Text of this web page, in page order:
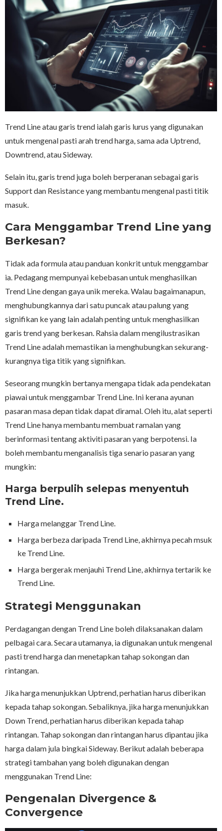
Trend Line atau garis trend ialah garis lurus yang digunakan
untuk mengenal pasti arah trend harga, sama ada Uptrend,
Downtrend, atau Sideway.
Selain itu, garis trend juga boleh berperanan sebagai garis
Support dan Resistance yang membantu mengenal pasti titik
masuk.
Cara Menggambar Trend Line yang
Berkesan?
Tidak ada formula atau panduan konkrit untuk menggambar
ia. Pedagang mempunyai kebebasan untuk menghasilkan
Trend Line dengan gaya unik mereka. Walau bagaimanapun,
menghubungkannya dari satu puncak atau palung yang
signifikan ke yang lain adalah penting untuk menghasilkan
garis trend yang berkesan. Rahsia dalam mengilustrasikan
Trend Line adalah memastikan ia menghubungkan sekurang-
kurangnya tiga titik yang signifikan.
Seseorang mungkin bertanya mengapa tidak ada pendekatan
piawai untuk menggambar Trend Line. Ini kerana ayunan
pasaran masa depan tidak dapat diramal. Oleh itu, alat seperti
Trend Line hanya membantu membuat ramalan yang
berinformasi tentang aktiviti pasaran yang berpotensi. Ia
boleh membantu menganalisis tiga senario pasaran yang
mungkin:
Harga berpulih selepas menyentuh
Trend Line.
Harga melanggar Trend Line.
Harga berbeza daripada Trend Line, akhirnya pecah msuk
ke Trend Line.
Harga bergerak menjauhi Trend Line, akhirnya tertarik ke
Trend Line.
Strategi Menggunakan
Perdagangan dengan Trend Line boleh dilaksanakan dalam
pelbagai cara. Secara utamanya, ia digunakan untuk mengenal
pasti trend harga dan menetapkan tahap sokongan dan
rintangan.
Jika harga menunjukkan Uptrend, perhatian harus diberikan
kepada tahap sokongan. Sebaliknya, jika harga menunjukkan
Down Trend, perhatian harus diberikan kepada tahap
rintangan. Tahap sokongan dan rintangan harus dipantau jika
harga dalam jula bingkai Sideway. Berikut adalah beberapa
strategi tambahan yang boleh digunakan dengan
menggunakan Trend Line:
Pengenalan Divergence &
Convergence